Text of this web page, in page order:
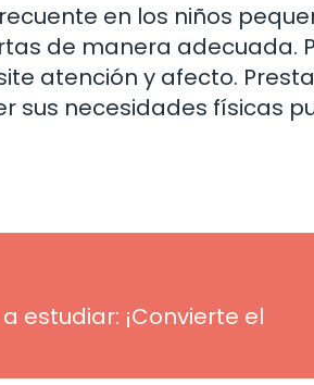
en los niños
de manera adecuada.
atención y afecto.
sus necesidades físicas
estudiar: ¡Convierte el